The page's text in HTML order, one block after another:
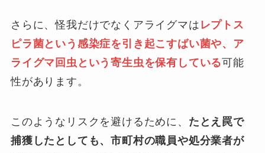
さらに、怪我だけでなくアライグマは レプトス
ピラ菌という感染症を引き起こすばい菌や、ア
ライグマ回虫という寄生虫を保有している可能
性があります。
このようなリスクを避けるために、 たとえ罠で
捕獲したとしても、市町村の職員や処分業者が